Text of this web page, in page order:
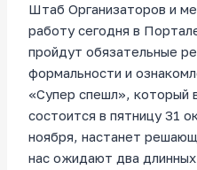
Штаб Организаторов и
работу сегодня в
пройдут обязательные
формальности и
«Супер спешл», который
состоится в пятницу 31
ноября, настанет
нас ожидают два